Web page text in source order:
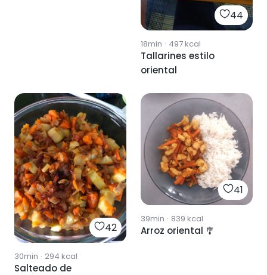
44
18min · 497kcal
Tallarines estilo
oriental
42
30min · 294 kcal
Salteado de
41
39min · 839 kcal
Arroz oriental 🎐